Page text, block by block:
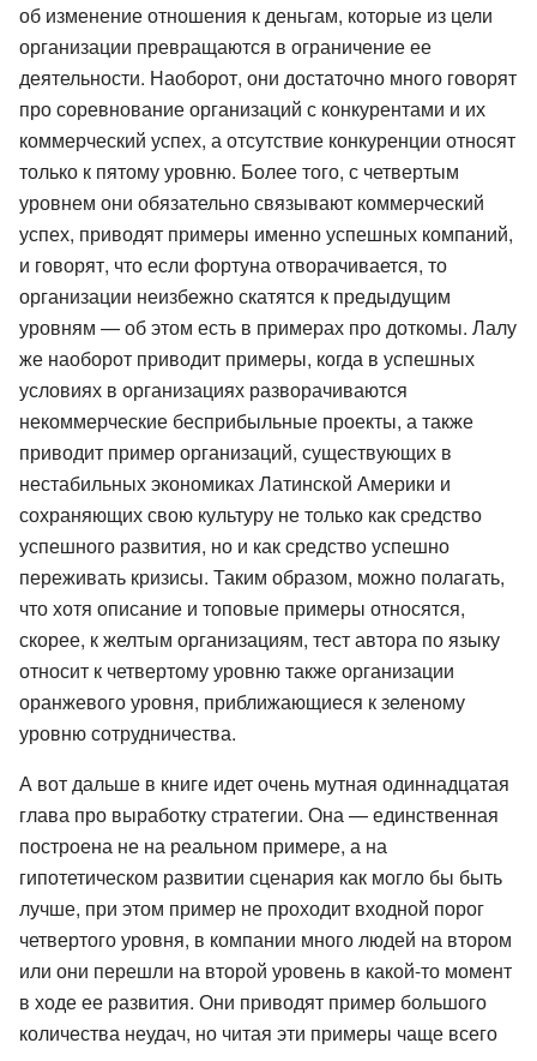
об изменение отношения к деньгам, которые из цели
организации превращаются в ограничение ее
деятельности. Наоборот, они достаточно много говорят
про соревнование организаций с конкурентами и их
коммерческий успех, а отсутствие конкуренции относят
только к пятому уровню. Более того, с четвертым
уровнем они обязательно связывают коммерческий
успех, приводят примеры именно успешных компаний,
и говорят, что если фортуна отворачивается, то
организации неизбежно скатятся к предыдущим
уровням — об этом есть в примерах про доткомы. Лалу
же наоборот приводит примеры, когда в успешных
условиях в организациях разворачиваются
некоммерческие бесприбыльные проекты, а также
приводит пример организаций, существующих в
нестабильных экономиках Латинской Америки и
сохраняющих свою культуру не только как средство
успешного развития, но и как средство успешно
переживать кризисы. Таким образом, можно полагать,
что хотя описание и топовые примеры относятся,
скорее, к желтым организациям, тест автора по языку
относит к четвертому уровню также организации
оранжевого уровня, приближающиеся к зеленому
уровню сотрудничества.
А вот дальше в книге идет очень мутная одиннадцатая
глава про выработку стратегии. Она — единственная
построена не на реальном примере, а на
гипотетическом развитии сценария как могло бы быть
лучше, при этом пример не проходит входной порог
четвертого уровня, в компании много людей на втором
или они перешли на второй уровень в какой-то момент
в ходе ее развития. Они приводят пример большого
количества неудач, но читая эти примеры чаще всего